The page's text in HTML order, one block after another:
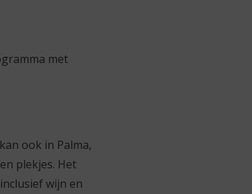
met
ook in Palma,
plekjes. Het
wijn en